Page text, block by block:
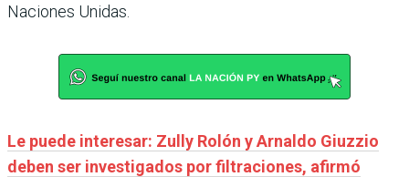
Naciones Unidas.
Le puede interesar: Zully Rolón y Arnaldo Giuzzio
deben ser investigados por filtraciones, afirmó